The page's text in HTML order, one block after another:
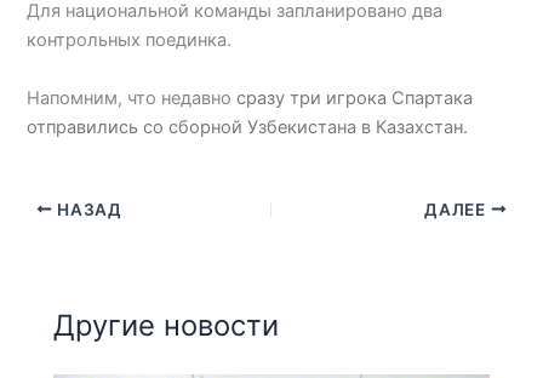
Для национальной команды запланировано два
контрольных поединка.
Напомним, что недавносразу три игрока Спартака
отправились со сборной Узбекистана в Казахстан.
НАЗАД ДАЛЕЕ
Другие новости